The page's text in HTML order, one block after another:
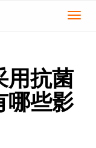
切
用抗菌
哪些影